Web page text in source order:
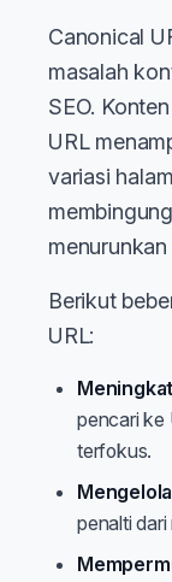
Canonical
masalah
SEO.
URL
variasi
Berikut
URL:
pencari ke
terfokus.
penalti